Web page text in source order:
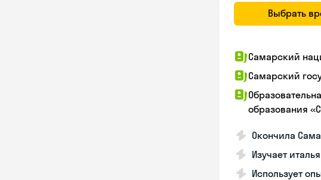
Выбрать
Самарский
Самарский
образования
Окончила
Изучает
Использует